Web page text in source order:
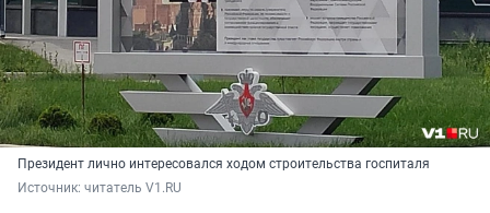
Президент лично интересовался ходом строительства госпиталя
Источник: читатель V1.RU